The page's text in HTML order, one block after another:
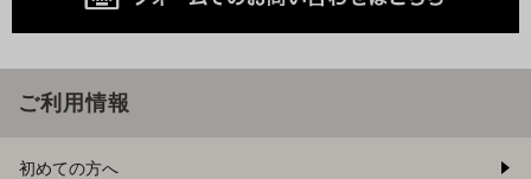
ご利用情報
初めての方へ